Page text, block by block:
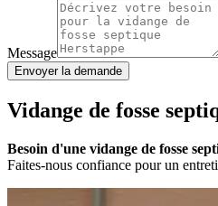
Message
Envoyer la demande
Vidange de fosse
Besoin d'une vidange de fosse
Faites-nous confiance pour un